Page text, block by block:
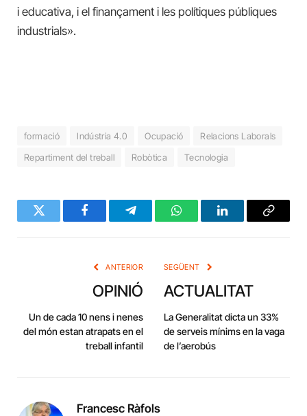
i educativa, i el finançament i les polítiques públiques
industrials».
formació Indústria 4.0 Ocupació
Relacions Laborals
Repartiment del treball
Robòtica Tecnologia
Twitter FacebookTelegramWhatsAppLinkedInCopy
ANTERIOR
OPINIÓ
Un de cada 10 nens i nenes
del món estan atrapats en el
treball infantil
SEGÜENT
ACTUALITAT
La Generalitat dicta un 33%
de serveis mínims en la vaga
de l’aerobús
Francesc Ràfols